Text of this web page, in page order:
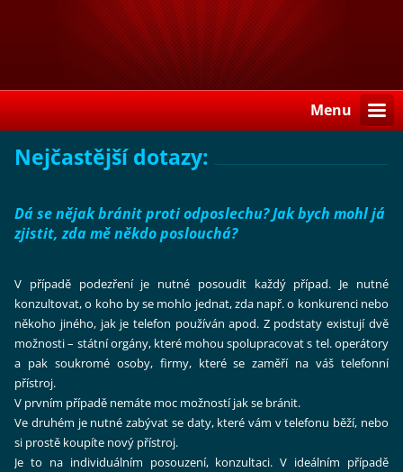
Menu
Nejčastější dotazy:
Dá se nějak bránit proti odposlechu? Jak bych mohl já
zjistit, zda mě někdo poslouchá?
V případě podezření je nutné posoudit každý případ. Je nutné
konzultovat, o koho by se mohlo jednat, zda např. o konkurenci nebo
někoho jiného, jak je telefon používán apod. Z podstaty existují dvě
možnosti – státní orgány, které mohou spolupracovat s tel. operátory
a pak soukromé osoby, firmy, které se zaměří na váš telefonní
přístroj.
V prvním případě nemáte moc možností jak se bránit.
Ve druhém je nutné zabývat se daty, které vám v telefonu běží, nebo
si prostě koupíte nový přístroj.
Je to na individuálním posouzení, konzultaci. V ideálním případě